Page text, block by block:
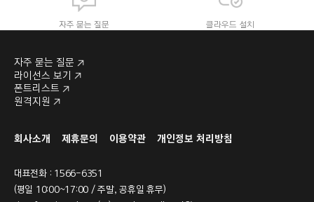
자주 묻는 질문 클라우드 설치
라이선스 보기
자주 묻는 질문
라이선스 보기
폰트리스트
원격지원
회사소개 제휴문의 이용약관 개인정보 처리방침
대표전화 : 1566-6351
(평일 10:00~17:00 / 주말, 공휴일 휴무)